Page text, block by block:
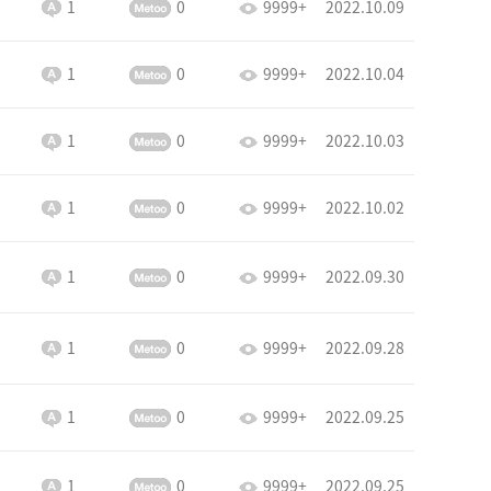
1 0 9999+ 2022.10.09
1 0 9999+ 2022.10.04
1 0 9999+ 2022.10.03
1 0 9999+ 2022.10.02
1 0 9999+ 2022.09.30
1 0 9999+ 2022.09.28
1 0 9999+ 2022.09.25
1 0 9999+ 2022.09.25